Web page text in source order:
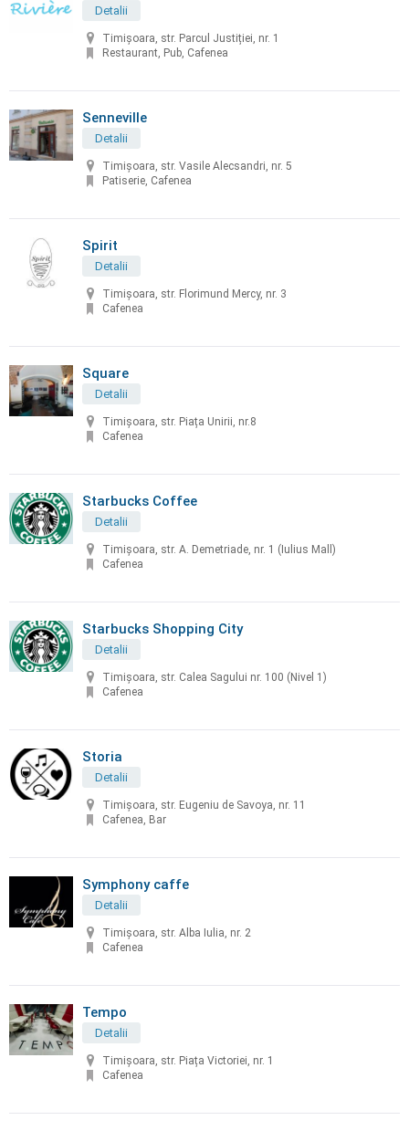
Detalii
Timișoara, str. Parcul Justiției, nr. 1
Restaurant, Pub, Cafenea
Senneville
Detalii
Timișoara, str. Vasile Alecsandri, nr. 5
Patiserie, Cafenea
Spirit
Detalii
Timișoara, str. Florimund Mercy, nr. 3
Cafenea
Square
Detalii
Timișoara, str. Piața Unirii, nr.8
Cafenea
Starbucks Coffee
Detalii
Timișoara, str. A. Demetriade, nr. 1 (Iulius Mall)
Cafenea
Starbucks Shopping City
Detalii
Timișoara, str. Calea Sagului nr. 100 (Nivel 1)
Cafenea
Storia
Detalii
Timișoara, str. Eugeniu de Savoya, nr. 11
Cafenea, Bar
Symphony caffe
Detalii
Timișoara, str. Alba Iulia, nr. 2
Cafenea
Tempo
Detalii
Timișoara, str. Piața Victoriei, nr. 1
Cafenea